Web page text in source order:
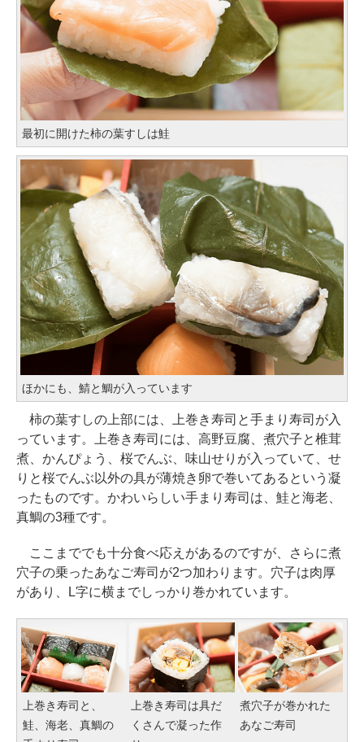
最初に開けた柿の葉すしは鮭
ほかにも、鯖と鯛が入っています
柿の葉すしの上部には、上巻き寿司と手まり寿司が入
っています。上巻き寿司には、高野豆腐、煮穴子と椎茸
煮、かんぴょう、桜でんぶ、味山せりが入っていて、せ
りと桜でんぶ以外の具が薄焼き卵で巻いてあるという凝
ったものです。かわいらしい手まり寿司は、鮭と海老、
真鯛の3種です。
ここまででも十分食べ応えがあるのですが、さらに煮
穴子の乗ったあなご寿司が2つ加わります。穴子は肉厚
があり、L字に横までしっかり巻かれています。
上巻き寿司と、
鮭、海老、真鯛の
上巻き寿司は具だ
くさんで凝った作
煮穴子が巻かれた
あなご寿司